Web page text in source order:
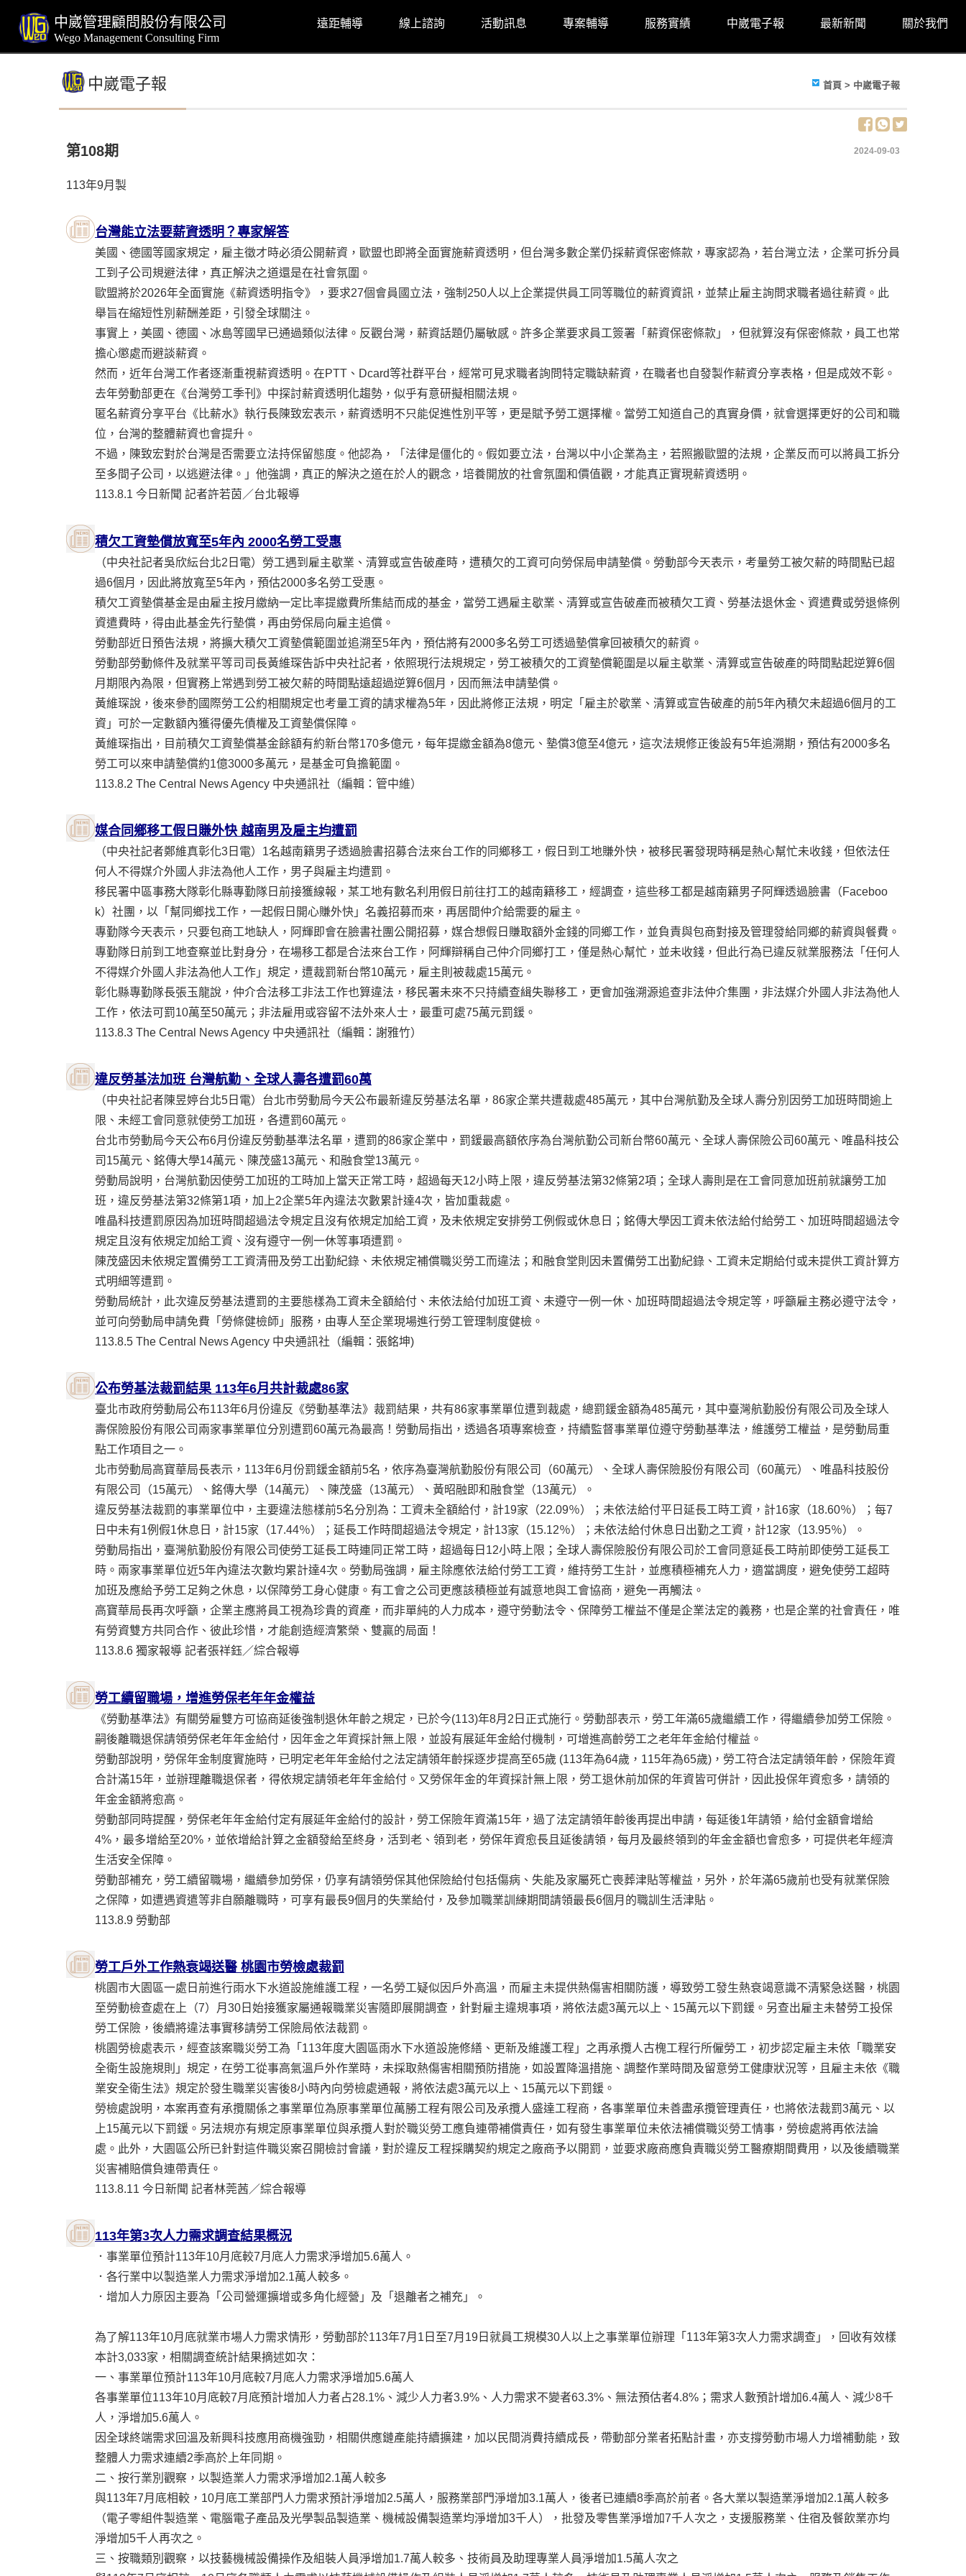
中崴管理顧問股份有限公司
Wego Management Consulting Firm
遠距輔導 線上諮詢 活動訊息 專案輔導 服務實績 中崴電子報 最新新聞 關於我們
中崴電子報 首頁 > 中崴電子報
第108期 2024-09-03
113年9月製
台灣能立法要薪資透明？專家解答
美國、德國等國家規定，雇主徵才時必須公開薪資，歐盟也即將全面實施薪資透明，但台灣多數企業仍採薪資保密條款，專家認為，若台灣立法，企業可拆分員
工到子公司規避法律，真正解決之道還是在社會氛圍。
歐盟將於2026年全面實施《薪資透明指令》，要求27個會員國立法，強制250人以上企業提供員工同等職位的薪資資訊，並禁止雇主詢問求職者過往薪資。此
舉旨在縮短性別薪酬差距，引發全球關注。
事實上，美國、德國、冰島等國早已通過類似法律。反觀台灣，薪資話題仍屬敏感。許多企業要求員工簽署「薪資保密條款」，但就算沒有保密條款，員工也常
擔心懲處而避談薪資。
然而，近年台灣工作者逐漸重視薪資透明。在PTT、Dcard等社群平台，經常可見求職者詢問特定職缺薪資，在職者也自發製作薪資分享表格，但是成效不彰。
去年勞動部更在《台灣勞工季刊》中探討薪資透明化趨勢，似乎有意研擬相關法規。
匿名薪資分享平台《比薪水》執行長陳致宏表示，薪資透明不只能促進性別平等，更是賦予勞工選擇權。當勞工知道自己的真實身價，就會選擇更好的公司和職
位，台灣的整體薪資也會提升。
不過，陳致宏對於台灣是否需要立法持保留態度。他認為，「法律是僵化的。假如要立法，台灣以中小企業為主，若照搬歐盟的法規，企業反而可以將員工拆分
至多間子公司，以逃避法律。」他強調，真正的解決之道在於人的觀念，培養開放的社會氛圍和價值觀，才能真正實現薪資透明。
113.8.1 今日新聞 記者許若茵／台北報導
積欠工資墊償放寬至5年內 2000名勞工受惠
（中央社記者吳欣紜台北2日電）勞工遇到雇主歇業、清算或宣告破產時，遭積欠的工資可向勞保局申請墊償。勞動部今天表示，考量勞工被欠薪的時間點已超
過6個月，因此將放寬至5年內，預估2000多名勞工受惠。
積欠工資墊償基金是由雇主按月繳納一定比率提繳費所集結而成的基金，當勞工遇雇主歇業、清算或宣告破產而被積欠工資、勞基法退休金、資遣費或勞退條例
資遣費時，得由此基金先行墊償，再由勞保局向雇主追償。
勞動部近日預告法規，將擴大積欠工資墊償範圍並追溯至5年內，預估將有2000多名勞工可透過墊償拿回被積欠的薪資。
勞動部勞動條件及就業平等司司長黃維琛告訴中央社記者，依照現行法規規定，勞工被積欠的工資墊償範圍是以雇主歇業、清算或宣告破產的時間點起逆算6個
月期限內為限，但實務上常遇到勞工被欠薪的時間點遠超過逆算6個月，因而無法申請墊償。
黃維琛說，後來參酌國際勞工公約相關規定也考量工資的請求權為5年，因此將修正法規，明定「雇主於歇業、清算或宣告破產的前5年內積欠未超過6個月的工
資」可於一定數額內獲得優先債權及工資墊償保障。
黃維琛指出，目前積欠工資墊償基金餘額有約新台幣170多億元，每年提繳金額為8億元、墊償3億至4億元，這次法規修正後設有5年追溯期，預估有2000多名
勞工可以來申請墊償約1億3000多萬元，是基金可負擔範圍。
113.8.2 The Central News Agency 中央通訊社（編輯：管中維）
媒合同鄉移工假日賺外快 越南男及雇主均遭罰
（中央社記者鄭維真彰化3日電）1名越南籍男子透過臉書招募合法來台工作的同鄉移工，假日到工地賺外快，被移民署發現時稱是熱心幫忙未收錢，但依法任
何人不得媒介外國人非法為他人工作，男子與雇主均遭罰。
移民署中區事務大隊彰化縣專勤隊日前接獲線報，某工地有數名利用假日前往打工的越南籍移工，經調查，這些移工都是越南籍男子阿輝透過臉書（Faceboo
k）社團，以「幫同鄉找工作，一起假日開心賺外快」名義招募而來，再居間仲介給需要的雇主。
專勤隊今天表示，只要包商工地缺人，阿輝即會在臉書社團公開招募，媒合想假日賺取額外金錢的同鄉工作，並負責與包商對接及管理發給同鄉的薪資與餐費。
專勤隊日前到工地查察並比對身分，在場移工都是合法來台工作，阿輝辯稱自己仲介同鄉打工，僅是熱心幫忙，並未收錢，但此行為已違反就業服務法「任何人
不得媒介外國人非法為他人工作」規定，遭裁罰新台幣10萬元，雇主則被裁處15萬元。
彰化縣專勤隊長張玉龍說，仲介合法移工非法工作也算違法，移民署未來不只持續查緝失聯移工，更會加強溯源追查非法仲介集團，非法媒介外國人非法為他人
工作，依法可罰10萬至50萬元；非法雇用或容留不法外來人士，最重可處75萬元罰鍰。
113.8.3 The Central News Agency 中央通訊社（編輯：謝雅竹）
違反勞基法加班 台灣航勤、全球人壽各遭罰60萬
（中央社記者陳昱婷台北5日電）台北市勞動局今天公布最新違反勞基法名單，86家企業共遭裁處485萬元，其中台灣航勤及全球人壽分別因勞工加班時間逾上
限、未經工會同意就使勞工加班，各遭罰60萬元。
台北市勞動局今天公布6月份違反勞動基準法名單，遭罰的86家企業中，罰鍰最高額依序為台灣航勤公司新台幣60萬元、全球人壽保險公司60萬元、唯晶科技公
司15萬元、銘傳大學14萬元、陳茂盛13萬元、和融食堂13萬元。
勞動局說明，台灣航勤因使勞工加班的工時加上當天正常工時，超過每天12小時上限，違反勞基法第32條第2項；全球人壽則是在工會同意加班前就讓勞工加
班，違反勞基法第32條第1項，加上2企業5年內違法次數累計達4次，皆加重裁處。
唯晶科技遭罰原因為加班時間超過法令規定且沒有依規定加給工資，及未依規定安排勞工例假或休息日；銘傳大學因工資未依法給付給勞工、加班時間超過法令
規定且沒有依規定加給工資、沒有遵守一例一休等事項遭罰。
陳茂盛因未依規定置備勞工工資清冊及勞工出勤紀錄、未依規定補償職災勞工而違法；和融食堂則因未置備勞工出勤紀錄、工資未定期給付或未提供工資計算方
式明細等遭罰。
勞動局統計，此次違反勞基法遭罰的主要態樣為工資未全額給付、未依法給付加班工資、未遵守一例一休、加班時間超過法令規定等，呼籲雇主務必遵守法令，
並可向勞動局申請免費「勞條健檢師」服務，由專人至企業現場進行勞工管理制度健檢。
113.8.5 The Central News Agency 中央通訊社（編輯：張銘坤)
公布勞基法裁罰結果 113年6月共計裁處86家
臺北市政府勞動局公布113年6月份違反《勞動基準法》裁罰結果，共有86家事業單位遭到裁處，總罰鍰金額為485萬元，其中臺灣航勤股份有限公司及全球人
壽保險股份有限公司兩家事業單位分別遭罰60萬元為最高！勞動局指出，透過各項專案檢查，持續監督事業單位遵守勞動基準法，維護勞工權益，是勞動局重
點工作項目之一。
北市勞動局高寶華局長表示，113年6月份罰鍰金額前5名，依序為臺灣航勤股份有限公司（60萬元）、全球人壽保險股份有限公司（60萬元）、唯晶科技股份
有限公司（15萬元）、銘傳大學（14萬元）、陳茂盛（13萬元）、黃昭融即和融食堂（13萬元）。
違反勞基法裁罰的事業單位中，主要違法態樣前5名分別為：工資未全額給付，計19家（22.09％）；未依法給付平日延長工時工資，計16家（18.60％）；每7
日中未有1例假1休息日，計15家（17.44％）；延長工作時間超過法令規定，計13家（15.12％）；未依法給付休息日出勤之工資，計12家（13.95％）。
勞動局指出，臺灣航勤股份有限公司使勞工延長工時連同正常工時，超過每日12小時上限；全球人壽保險股份有限公司於工會同意延長工時前即使勞工延長工
時。兩家事業單位近5年內違法次數均累計達4次。勞動局強調，雇主除應依法給付勞工工資，維持勞工生計，並應積極補充人力，適當調度，避免使勞工超時
加班及應給予勞工足夠之休息，以保障勞工身心健康。有工會之公司更應該積極並有誠意地與工會協商，避免一再觸法。
高寶華局長再次呼籲，企業主應將員工視為珍貴的資產，而非單純的人力成本，遵守勞動法令、保障勞工權益不僅是企業法定的義務，也是企業的社會責任，唯
有勞資雙方共同合作、彼此珍惜，才能創造經濟繁榮、雙贏的局面！
113.8.6 獨家報導 記者張祥鈺／綜合報導
勞工續留職場，增進勞保老年年金權益
《勞動基準法》有關勞雇雙方可協商延後強制退休年齡之規定，已於今(113)年8月2日正式施行。勞動部表示，勞工年滿65歲繼續工作，得繼續參加勞工保險。
嗣後離職退保請領勞保老年年金給付，因年金之年資採計無上限，並設有展延年金給付機制，可增進高齡勞工之老年年金給付權益。
勞動部說明，勞保年金制度實施時，已明定老年年金給付之法定請領年齡採逐步提高至65歲 (113年為64歲，115年為65歲)，勞工符合法定請領年齡，保險年資
合計滿15年，並辦理離職退保者，得依規定請領老年年金給付。又勞保年金的年資採計無上限，勞工退休前加保的年資皆可併計，因此投保年資愈多，請領的
年金金額將愈高。
勞動部同時提醒，勞保老年年金給付定有展延年金給付的設計，勞工保險年資滿15年，過了法定請領年齡後再提出申請，每延後1年請領，給付金額會增給
4%，最多增給至20%，並依增給計算之金額發給至終身，活到老、領到老，勞保年資愈長且延後請領，每月及最終領到的年金金額也會愈多，可提供老年經濟
生活安全保障。
勞動部補充，勞工續留職場，繼續參加勞保，仍享有請領勞保其他保險給付包括傷病、失能及家屬死亡喪葬津貼等權益，另外，於年滿65歲前也受有就業保險
之保障，如遭遇資遣等非自願離職時，可享有最長9個月的失業給付，及參加職業訓練期間請領最長6個月的職訓生活津貼。
113.8.9 勞動部
勞工戶外工作熱衰竭送醫 桃園市勞檢處裁罰
桃園市大園區一處日前進行雨水下水道設施維護工程，一名勞工疑似因戶外高溫，而雇主未提供熱傷害相關防護，導致勞工發生熱衰竭意識不清緊急送醫，桃園
至勞動檢查處在上（7）月30日始接獲家屬通報職業災害隨即展開調查，針對雇主違規事項，將依法處3萬元以上、15萬元以下罰鍰。另查出雇主未替勞工投保
勞工保險，後續將違法事實移請勞工保險局依法裁罰。
桃園勞檢處表示，經查該案職災勞工為「113年度大園區雨水下水道設施修繕、更新及維護工程」之再承攬人古槐工程行所僱勞工，初步認定雇主未依「職業安
全衛生設施規則」規定，在勞工從事高氣溫戶外作業時，未採取熱傷害相關預防措施，如設置降溫措施、調整作業時間及留意勞工健康狀況等，且雇主未依《職
業安全衛生法》規定於發生職業災害後8小時內向勞檢處通報，將依法處3萬元以上、15萬元以下罰鍰。
勞檢處說明，本案再查有承攬關係之事業單位為原事業單位萬勝工程有限公司及承攬人盛達工程商，各事業單位未善盡承攬管理責任，也將依法裁罰3萬元、以
上15萬元以下罰鍰。另法規亦有規定原事業單位與承攬人對於職災勞工應負連帶補償責任，如有發生事業單位未依法補償職災勞工情事，勞檢處將再依法論
處。此外，大園區公所已針對這件職災案召開檢討會議，對於違反工程採購契約規定之廠商予以開罰，並要求廠商應負責職災勞工醫療期間費用，以及後續職業
災害補賠償負連帶責任。
113.8.11 今日新聞 記者林莞茜／綜合報導
113年第3次人力需求調查結果概況
．事業單位預計113年10月底較7月底人力需求淨增加5.6萬人。
．各行業中以製造業人力需求淨增加2.1萬人較多。
．增加人力原因主要為「公司營運擴增或多角化經營」及「退離者之補充」。
為了解113年10月底就業市場人力需求情形，勞動部於113年7月1日至7月19日就員工規模30人以上之事業單位辦理「113年第3次人力需求調查」，回收有效樣
本計3,033家，相關調查統計結果摘述如次：
一、事業單位預計113年10月底較7月底人力需求淨增加5.6萬人
各事業單位113年10月底較7月底預計增加人力者占28.1%、減少人力者3.9%、人力需求不變者63.3%、無法預估者4.8%；需求人數預計增加6.4萬人、減少8千
人，淨增加5.6萬人。
因全球終端需求回溫及新興科技應用商機強勁，相關供應鏈產能持續擴建，加以民間消費持續成長，帶動部分業者拓點計畫，亦支撐勞動市場人力增補動能，致
整體人力需求連續2季高於上年同期。
二、按行業別觀察，以製造業人力需求淨增加2.1萬人較多
與113年7月底相較，10月底工業部門人力需求預計淨增加2.5萬人，服務業部門淨增加3.1萬人，後者已連續8季高於前者。各大業以製造業淨增加2.1萬人較多
（電子零組件製造業、電腦電子產品及光學製品製造業、機械設備製造業均淨增加3千人），批發及零售業淨增加7千人次之，支援服務業、住宿及餐飲業亦均
淨增加5千人再次之。
三、按職類別觀察，以技藝機械設備操作及組裝人員淨增加1.7萬人較多、技術員及助理專業人員淨增加1.5萬人次之